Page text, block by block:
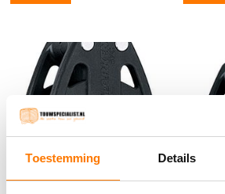
Toestemming Details